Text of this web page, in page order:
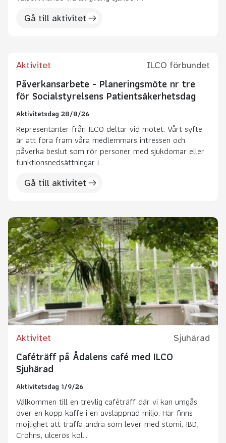
Gå till aktivitet
Aktivitet ILCO förbundet
Påverkansarbete - Planeringsmöte nr tre
för Socialstyrelsens Patientsäkerhetsdag
Aktivitetsdag 28/8/26
Representanter från ILCO deltar vid mötet. Vårt syfte
är att föra fram våra medlemmars intressen och
påverka beslut som rör personer med sjukdomar eller
funktionsnedsättningar i...
Gå till aktivitet
Aktivitet Sjuhärad
Caféträff på Ådalens café med ILCO
Sjuhärad
Aktivitetsdag 1/9/26
Välkommen till en trevlig caféträff där vi kan umgås
över en kopp kaffe i en avslappnad miljö. Här finns
möjlighet att träffa andra som lever med stomi, IBD,
Crohns, ulcerös kol...